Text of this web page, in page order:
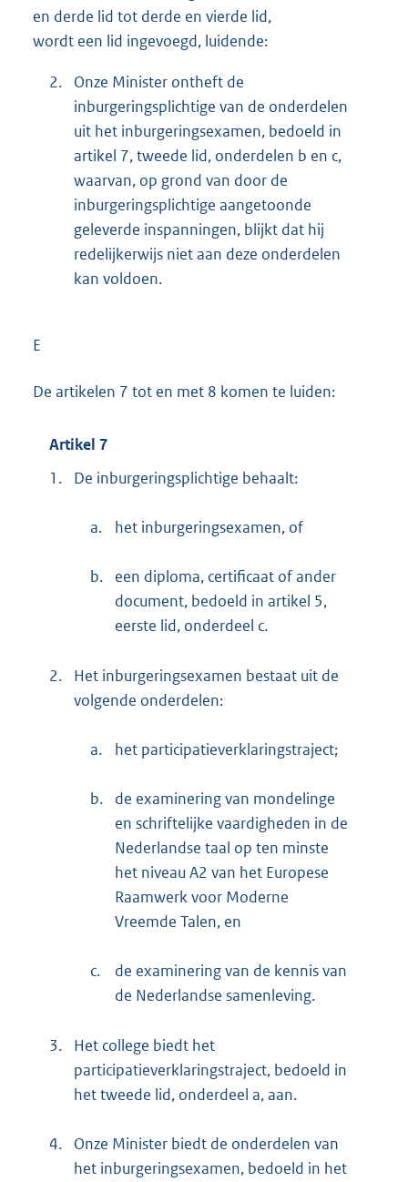
en derde lid tot derde en vierde lid,
wordt een lid ingevoegd, luidende:
2.
Onze Minister ontheft de
inburgeringsplichtige van de onderdelen
uit het inburgeringsexamen, bedoeld in
artikel 7, tweede lid, onderdelen b en c,
waarvan, op grond van door de
inburgeringsplichtige aangetoonde
geleverde inspanningen, blijkt dat hij
redelijkerwijs niet aan deze onderdelen
kan voldoen.
E
De artikelen 7 tot en met 8 komen te luiden:
Artikel 7
1.
De inburgeringsplichtige behaalt:
a. het inburgeringsexamen, of
b.
een diploma, certificaat of ander
document, bedoeld in artikel 5,
eerste lid, onderdeel c.
2.
Het inburgeringsexamen bestaat uit de
volgende onderdelen:
a. het participatieverklaringstraject;
b.
de examinering van mondelinge
en schriftelijke vaardigheden in de
Nederlandse taal op ten minste
het niveau A2 van het Europese
Raamwerk voor Moderne
Vreemde Talen, en
c.
de examinering van de kennis van
de Nederlandse samenleving.
3.
Het college biedt het
participatieverklaringstraject, bedoeld in
het tweede lid, onderdeel a, aan.
4.
Onze Minister biedt de onderdelen van
het inburgeringsexamen, bedoeld in het